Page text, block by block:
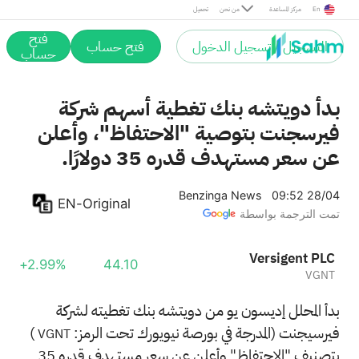
تحميل من نحن مركز المساعدة En
التسجيل / تسجيل الدخول فتح حساب فتح
حساب
بدأ دويتشه بنك تغطية أسهم شركة
فيرسجنت بتوصية "الاحتفاظ"، وأعلن
عن سعر مستهدف قدره 35 دولارًا.
Benzinga News
09:52 28/04
تمت الترجمة بواسطة
EN-Original
Versigent PLC
VGNT
44.10
+2.99%
بدأ المحلل إديسون يو من دويتشه بنك تغطيته لشركة
فيرسيجنت (المدرجة في بورصة نيويورك تحت الرمز: VGNT
)